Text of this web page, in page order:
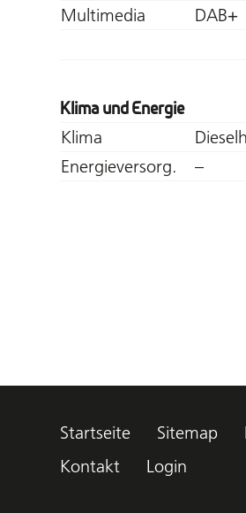
Multimedia
DAB+
Klima und Energie
Klima
Energieversorg.
–
Startseite Sitemap
Kontakt
Login